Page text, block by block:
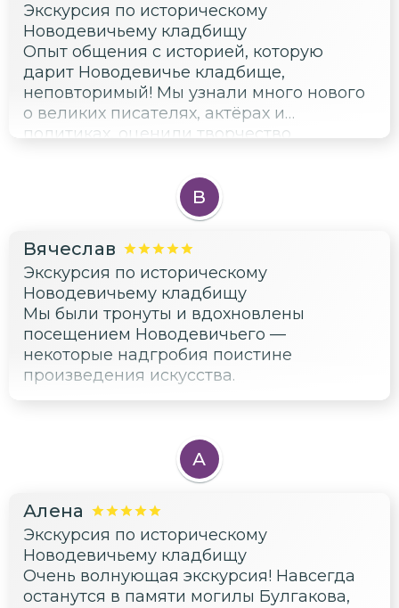
Экскурсия по историческому
Новодевичьему кладбищу
Опыт общения с историей, которую
дарит Новодевичье кладбище,
неповторимый! Мы узнали много нового
о великих писателях, актёрах и
политиках, оценили творчество
Эрнст Неизвестный. Этот маршрут —
настоящий урок жизни и культуры.
В
Вячеслав
Экскурсия по историческому
Новодевичьему кладбищу
Мы были тронуты и вдохновлены
посещением Новодевичьего —
некоторые надгробия поистине
произведения искусства.
А
Алена
Экскурсия по историческому
Новодевичьему кладбищу
Очень волнующая экскурсия! Навсегда
останутся в памяти могилы Булгакова,